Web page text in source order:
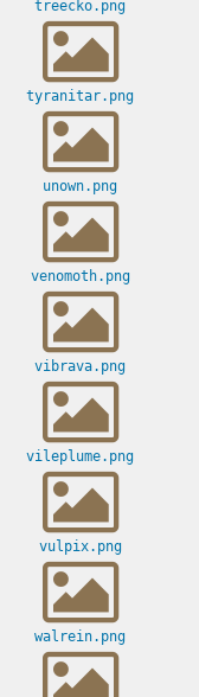
treecko.png
tyranitar.png
unown.png
venomoth.png
vibrava.png
vileplume.png
vulpix.png
walrein.png